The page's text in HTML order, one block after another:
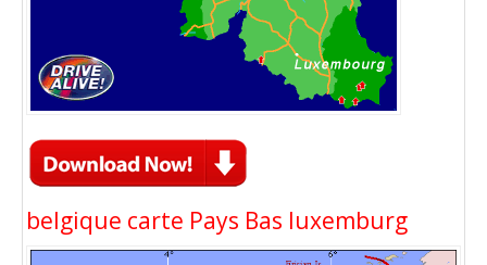
belgique carte Pays Bas luxemburg